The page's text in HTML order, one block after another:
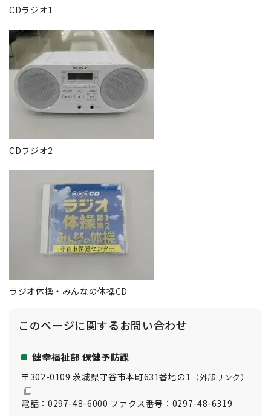
CDラジオ1
CDラジオ2
ラジオ体操・みんなの体操CD
このページに関するお問い合わせ
健幸福祉部 保健予防課
〒302-0109茨城県守谷市本町631番地の1 （外部リンク）
電話：0297-48-6000 ファクス番号：0297-48-6319